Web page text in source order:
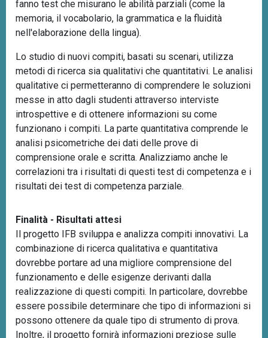
fanno test che misurano le abilità parziali (come la
memoria, il vocabolario, la grammatica e la fluidità
nell'elaborazione della lingua).
Lo studio di nuovi compiti, basati su scenari, utilizza
metodi di ricerca sia qualitativi che quantitativi. Le analisi
qualitative ci permetteranno di comprendere le soluzioni
messe in atto dagli studenti attraverso interviste
introspettive e di ottenere informazioni su come
funzionano i compiti. La parte quantitativa comprende le
analisi psicometriche dei dati delle prove di
comprensione orale e scritta. Analizziamo anche le
correlazioni tra i risultati di questi test di competenza e i
risultati dei test di competenza parziale.
Finalità - Risultati attesi
Il progetto IFB sviluppa e analizza compiti innovativi. La
combinazione di ricerca qualitativa e quantitativa
dovrebbe portare ad una migliore comprensione del
funzionamento e delle esigenze derivanti dalla
realizzazione di questi compiti. In particolare, dovrebbe
essere possibile determinare che tipo di informazioni si
possono ottenere da quale tipo di strumento di prova.
Inoltre, il progetto fornirà informazioni preziose sulle